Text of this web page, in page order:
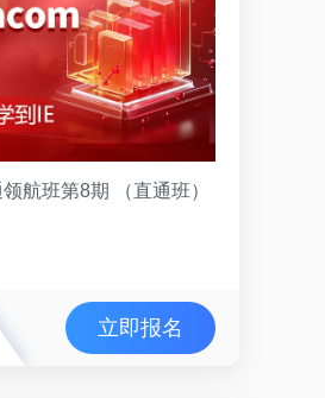
航班第8期 （直通班）
立即报名